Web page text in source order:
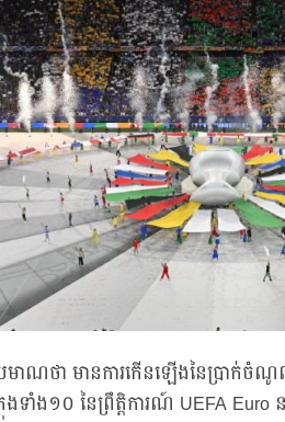
មាណថា មានការកើនឡើងនៃប្រាក់
ង១០ នៃព្រឹត្តិការណ៍ UEFA Euro ន